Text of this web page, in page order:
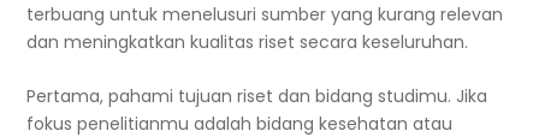
terbuang untuk menelusuri sumber yang kurang relevan
dan meningkatkan kualitas riset secara keseluruhan.
Pertama, pahami tujuan riset dan bidang studimu. Jika
fokus penelitianmu adalah bidang kesehatan atau